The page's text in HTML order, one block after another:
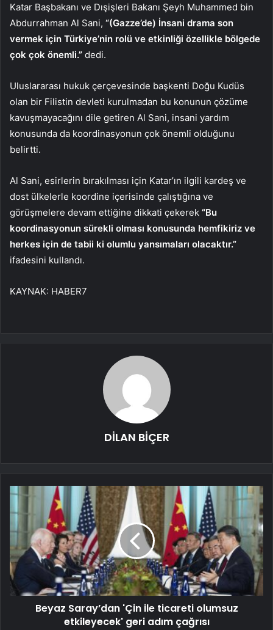
Katar Başbakanı ve Dışişleri Bakanı Şeyh Muhammed bin
Abdurrahman Al Sani, “(Gazze’de) İnsani drama son
vermek için Türkiye’nin rolü ve etkinliği özellikle bölgede
çok çok önemli.” dedi.
Uluslararası hukuk çerçevesinde başkenti Doğu Kudüs
olan bir Filistin devleti kurulmadan bu konunun çözüme
kavuşmayacağını dile getiren Al Sani, insani yardım
konusunda da koordinasyonun çok önemli olduğunu
belirtti.
Al Sani, esirlerin bırakılması için Katar’ın ilgili kardeş ve
dost ülkelerle koordine içerisinde çalıştığına ve
görüşmelere devam ettiğine dikkati çekerek “Bu
koordinasyonun sürekli olması konusunda hemfikiriz ve
herkes için de tabii ki olumlu yansımaları olacaktır.”
ifadesini kullandı.
KAYNAK: HABER7
DİLAN BİÇER
Beyaz Saray’dan 'Çin ile ticareti olumsuz
etkileyecek' geri adım çağrısı